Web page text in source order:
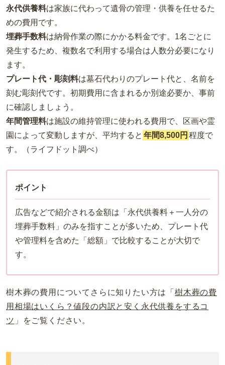
永代供養料は家族に代わって遺骨の管理・供養を任せるた
めの費用です。
埋葬手数料は納骨作業の際にかかる料金です。1名ごとに
発生するため、複数名で利用する場合は人数分必要になり
ます。
プレート代・彫刻料は墓石代わりのプレート代と、名前を
刻む彫刻代です。初期費用に含まれるか別途必要か、事前
に確認しましょう。
年間管理料は施設の維持管理に使われる費用で、区画や霊
園によって変動しますが、平均すると 年間8,500円 程度で
す。（ライフドット調べ）
ポイント
広告などで紹介される金額は「永代供養料＋一人分の
埋葬手数料」のみを指すことが多いため、プレート代
や管理料を含めた「総額」で比較することが大切で
す。
樹木葬の費用についてさらに知りたい方は「 樹木葬の費
用相場はいくら？値段の内訳と安く永代供養をするコ
ツ 」をご覧ください。